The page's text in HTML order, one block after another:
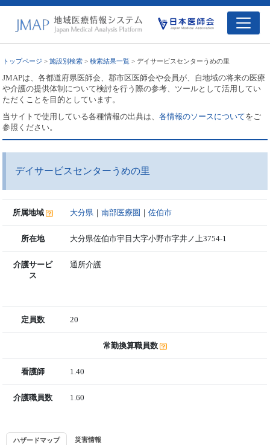
トップページ >施設別検索 >検索結果一覧 > デイサービスセンターうめの里
JMAPは、各都道府県医師会、郡市区医師会や会員が、自地域の将来の医療
や介護の提供体制について検討を行う際の参考、ツールとして活用してい
ただくことを目的としています。
当サイトで使用している各種情報の出典は、各情報のソースについてをご
参照ください。
デイサービスセンターうめの里
所属地域 大分県 ｜南部医療圏 ｜佐伯市
所在地 大分県佐伯市宇目大字小野市字井ノ上3754-1
介護サービ
ス
通所介護
定員数 20
常勤換算職員数
看護師 1.40
介護職員数 1.60
ハザードマップ 災害情報